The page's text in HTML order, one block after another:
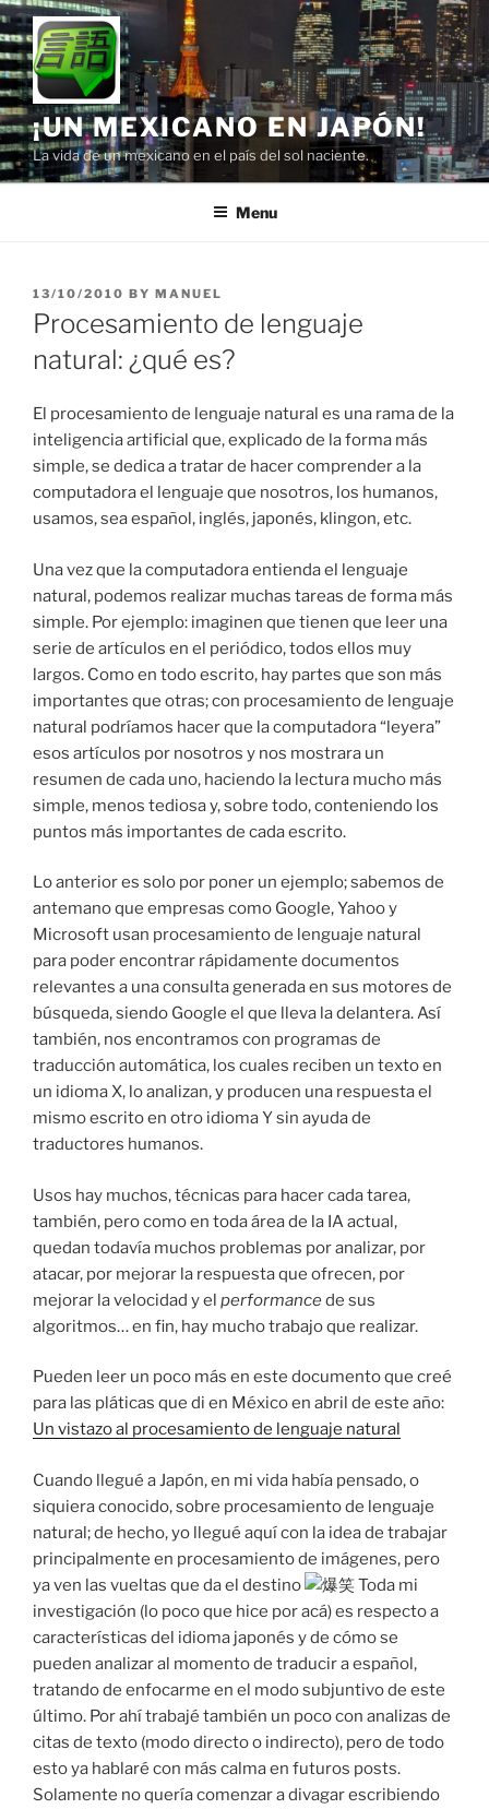
Skip
to
content
¡UN MEXICANO EN JAPÓN!
La vida de un mexicano en el país del sol naciente.
Menu
POSTED
ON
13/10/2010 BY MANUEL
Procesamiento de lenguaje
natural: ¿qué es?
El procesamiento de lenguaje natural es una rama de la
inteligencia artificial que, explicado de la forma más
simple, se dedica a tratar de hacer comprender a la
computadora el lenguaje que nosotros, los humanos,
usamos, sea español, inglés, japonés, klingon, etc.
Una vez que la computadora entienda el lenguaje
natural, podemos realizar muchas tareas de forma más
simple. Por ejemplo: imaginen que tienen que leer una
serie de artículos en el periódico, todos ellos muy
largos. Como en todo escrito, hay partes que son más
importantes que otras; con procesamiento de lenguaje
natural podríamos hacer que la computadora “leyera”
esos artículos por nosotros y nos mostrara un
resumen de cada uno, haciendo la lectura mucho más
simple, menos tediosa y, sobre todo, conteniendo los
puntos más importantes de cada escrito.
Lo anterior es solo por poner un ejemplo; sabemos de
antemano que empresas como Google, Yahoo y
Microsoft usan procesamiento de lenguaje natural
para poder encontrar rápidamente documentos
relevantes a una consulta generada en sus motores de
búsqueda, siendo Google el que lleva la delantera. Así
también, nos encontramos con programas de
traducción automática, los cuales reciben un texto en
un idioma X, lo analizan, y producen una respuesta el
mismo escrito en otro idioma Y sin ayuda de
traductores humanos.
Usos hay muchos, técnicas para hacer cada tarea,
también, pero como en toda área de la IA actual,
quedan todavía muchos problemas por analizar, por
atacar, por mejorar la respuesta que ofrecen, por
mejorar la velocidad y el performancede sus
algoritmos… en fin, hay mucho trabajo que realizar.
Pueden leer un poco más en este documento que creé
para las pláticas que di en México en abril de este año:
Un vistazo al procesamiento de lenguaje natural
Cuando llegué a Japón, en mi vida había pensado, o
siquiera conocido, sobre procesamiento de lenguaje
natural; de hecho, yo llegué aquí con la idea de trabajar
principalmente en procesamiento de imágenes, pero
ya ven las vueltas que da el destino
Toda mi
investigación (lo poco que hice por acá) es respecto a
características del idioma japonés y de cómo se
pueden analizar al momento de traducir a español,
tratando de enfocarme en el modo subjuntivo de este
último. Por ahí trabajé también un poco con analizas de
citas de texto (modo directo o indirecto), pero de todo
esto ya hablaré con más calma en futuros posts.
Solamente no quería comenzar a divagar escribiendo